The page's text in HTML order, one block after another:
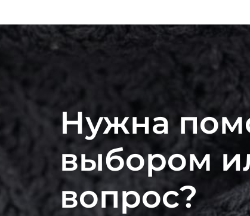
Нужна
выбором
вопрос?